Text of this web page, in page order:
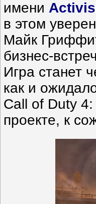
имени
в этом
Майк
бизнес-
Игра станет
как и
Call of Duty
проекте, к